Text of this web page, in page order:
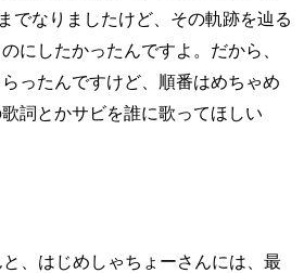
でなりましたけど、その軌跡を辿る
にしたかったんですよ。だから、
ったんですけど、順番はめちゃめ
詞とかサビを誰に歌ってほしい
、はじめしゃちょーさんには、最